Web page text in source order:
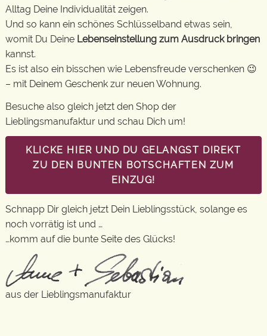
Alltag Deine Individualität zeigen.
Und so kann ein schönes Schlüsselband etwas sein,
womit Du Deine Lebenseinstellung zum Ausdruck bringen
kannst.
Es ist also ein bisschen wie Lebensfreude verschenken 😉
– mit Deinem Geschenk zur neuen Wohnung.
Besuche also gleich jetzt den Shop der
Lieblingsmanufaktur und schau Dich um!
KLICKE HIER UND DU GELANGST DIREKT
ZU DEN BUNTEN BOTSCHAFTEN ZUM
EINZUG!
Schnapp Dir gleich jetzt Dein Lieblingsstück, solange es
noch vorrätig ist und …
…komm auf die bunte Seite des Glücks!
aus der Lieblingsmanufaktur